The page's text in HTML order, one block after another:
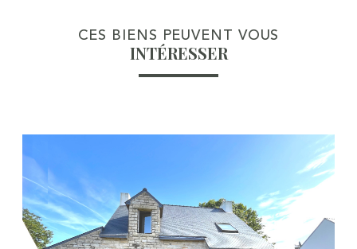
CES BIENS PEUVENT VOUS
INTÉRESSER